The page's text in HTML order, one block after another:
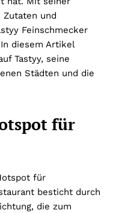
Zutaten und
Feinschmecker
diesem Artikel
Tastyy, seine
Städten und die
für
für
besticht durch
die zum